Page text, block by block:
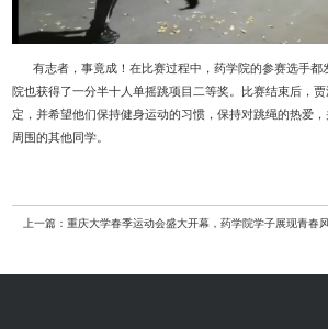
有志者，事竟成！在比赛过程中，药学院的参赛选手都
院也获得了一分半十人单摇跳项目二等奖。比赛结束后，
定，并希望他们保持健身运动的习惯，保持对跳绳的热爱
周围的其他同学。
上一篇： 重庆大学春季运动会盛大开幕，药学院学子展现青春